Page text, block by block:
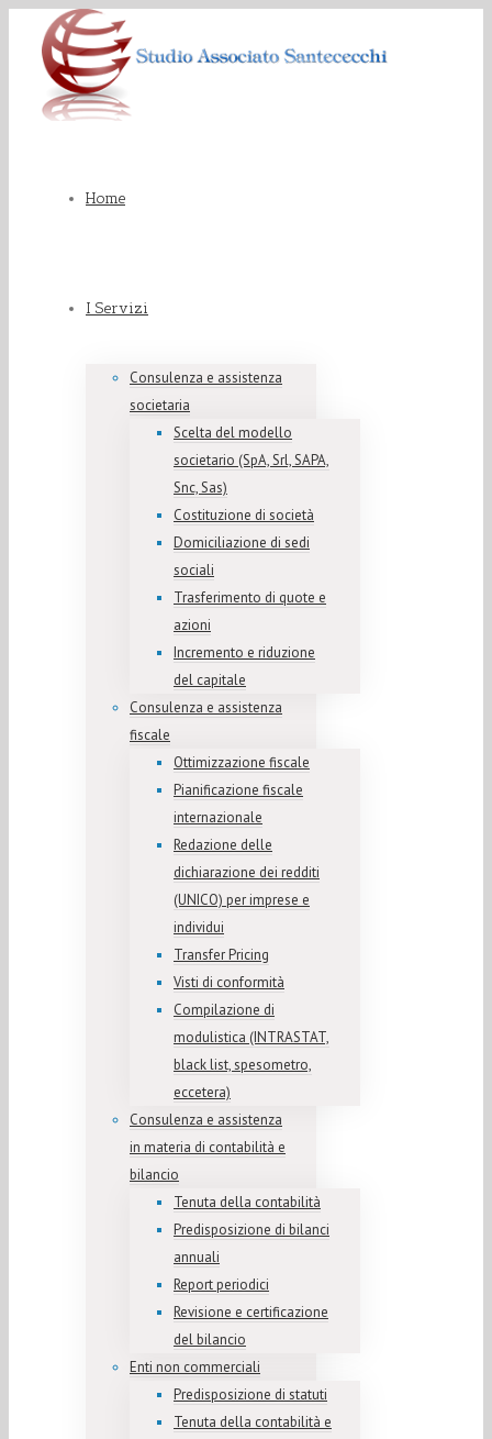
Home
I Servizi
Consulenza e assistenza
societaria
Scelta del modello
societario (SpA, Srl, SAPA,
Snc, Sas)
Costituzione di società
Domiciliazione di sedi
sociali
Trasferimento di quote e
azioni
Incremento e riduzione
del capitale
Consulenza e assistenza
fiscale
Ottimizzazione fiscale
Pianificazione fiscale
internazionale
Redazione delle
dichiarazione dei redditi
(UNICO) per imprese e
individui
Transfer Pricing
Visti di conformità
Compilazione di
modulistica (INTRASTAT,
black list, spesometro,
eccetera)
Consulenza e assistenza
in materia di contabilità e
bilancio
Tenuta della contabilità
Predisposizione di bilanci
annuali
Report periodici
Revisione e certificazione
del bilancio
Enti non commerciali
Predisposizione di statuti
Tenuta della contabilità e